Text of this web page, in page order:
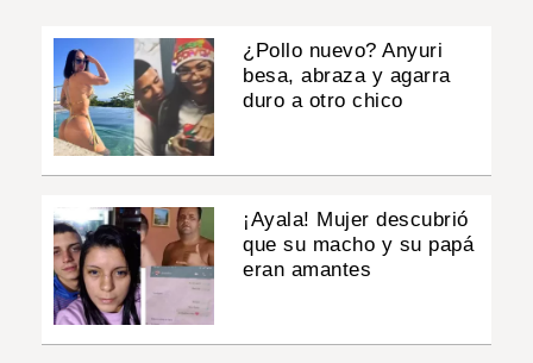
¿Pollo nuevo? Anyuri
besa, abraza y agarra
duro a otro chico
¡Ayala! Mujer descubrió
que su macho y su papá
eran amantes